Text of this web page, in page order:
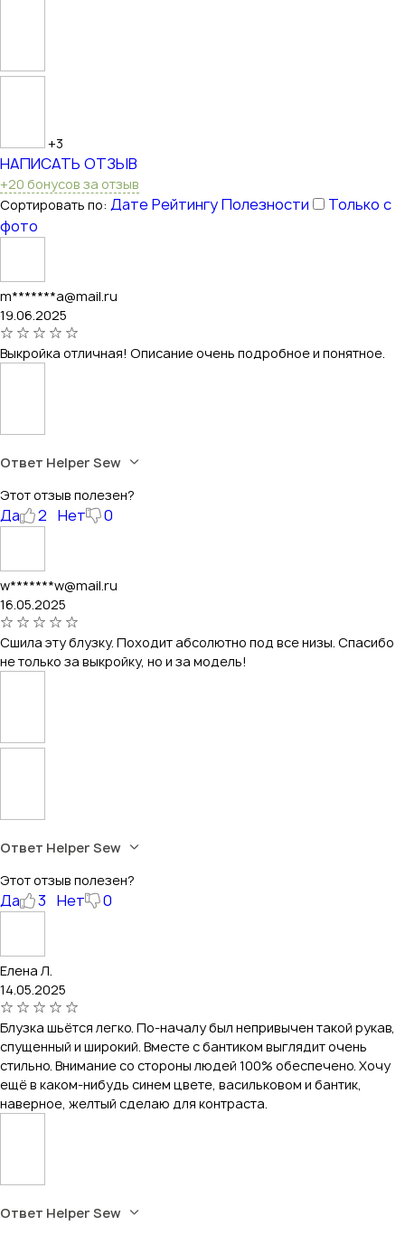
+3
НАПИСАТЬ ОТЗЫВ
+20 бонусов за отзыв
Сортировать по: ДатеРейтингуПолезности
Только с
фото
m*******a@mail.ru
19.06.2025
Выкройка отличная! Описание очень подробное и понятное.
Ответ Helper Sew
Этот отзыв полезен?
Да 2 Нет 0
w*******w@mail.ru
16.05.2025
Сшила эту блузку. Походит абсолютно под все низы. Спасибо
не только за выкройку, но и за модель!
Ответ Helper Sew
Этот отзыв полезен?
Да 3 Нет 0
Елена Л.
14.05.2025
Блузка шьётся легко. По-началу был непривычен такой рукав,
спущенный и широкий. Вместе с бантиком выглядит очень
стильно. Внимание со стороны людей 100% обеспечено. Хочу
ещё в каком-нибудь синем цвете, васильковом и бантик,
наверное, желтый сделаю для контраста.
Ответ Helper Sew